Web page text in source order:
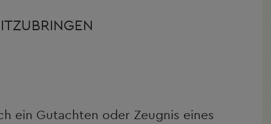
ein Gutachten oder Zeugnis eines